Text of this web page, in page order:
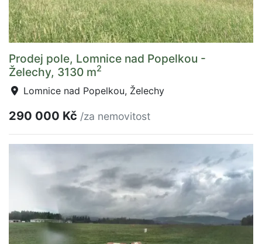
Prodej pole, Lomnice nad Popelkou -
Želechy, 3130 m2
Lomnice nad Popelkou, Želechy
290 000 Kč /za nemovitost